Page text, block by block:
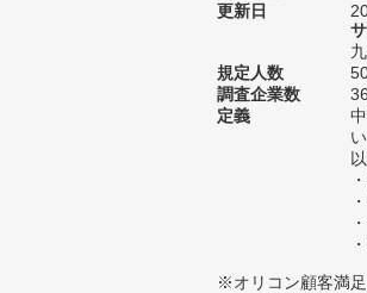
更新日
規定人数
調査企業数
定義
※オリコン顧客満